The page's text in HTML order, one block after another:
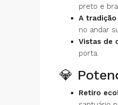
preto e
A tradição
no andar
Vistas de
porta.
💎
Retiro